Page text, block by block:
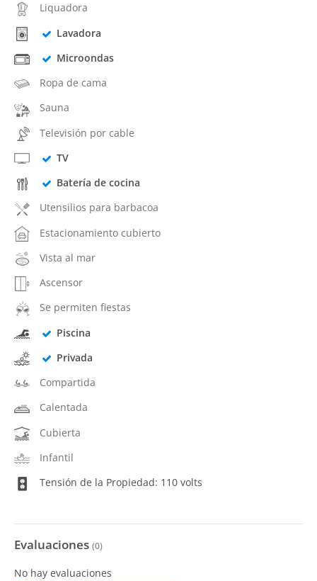
Liquadora
Lavadora
Microondas
Ropa de cama
Sauna
Televisión por cable
TV
Batería de cocina
Utensilios para barbacoa
Estacionamiento cubierto
Vista al mar
Ascensor
Se permiten fiestas
Piscina
Privada
Compartida
Calentada
Cubierta
Infantil
Tensión de la Propiedad: 110 volts
Evaluaciones (0)
No hay evaluaciones